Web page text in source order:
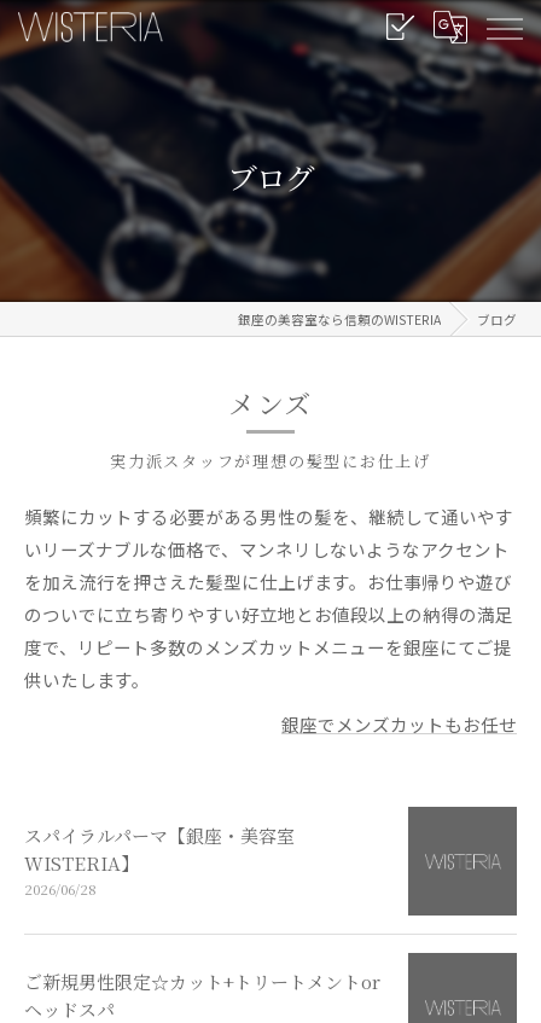
ブログ
銀座の美容室なら信頼のWISTERIA ブログ
メンズ
実力派スタッフが理想の髪型にお仕上げ
頻繁にカットする必要がある男性の髪を、継続して通いやす
いリーズナブルな価格で、マンネリしないようなアクセント
を加え流行を押さえた髪型に仕上げます。お仕事帰りや遊び
のついでに立ち寄りやすい好立地とお値段以上の納得の満足
度で、リピート多数のメンズカットメニューを銀座にてご提
供いたします。
銀座でメンズカットもお任せ
スパイラルパーマ【銀座・美容室
WISTERIA】
2026/06/28
ご新規男性限定☆カット+トリートメントor
ヘッドスパ